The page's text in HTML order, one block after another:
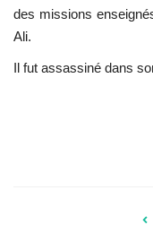
des missions
Ali.
Il fut assassiné dans